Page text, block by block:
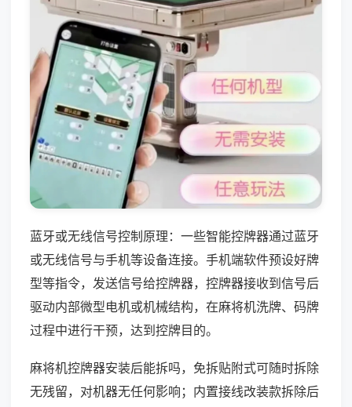
蓝牙或无线信号控制原理：一些智能控牌器通过蓝牙
或无线信号与手机等设备连接。手机端软件预设好牌
型等指令，发送信号给控牌器，控牌器接收到信号后
驱动内部微型电机或机械结构，在麻将机洗牌、码牌
过程中进行干预，达到控牌目的。
麻将机控牌器安装后能拆吗，免拆贴附式可随时拆除
无残留，对机器无任何影响；内置接线改装款拆除后